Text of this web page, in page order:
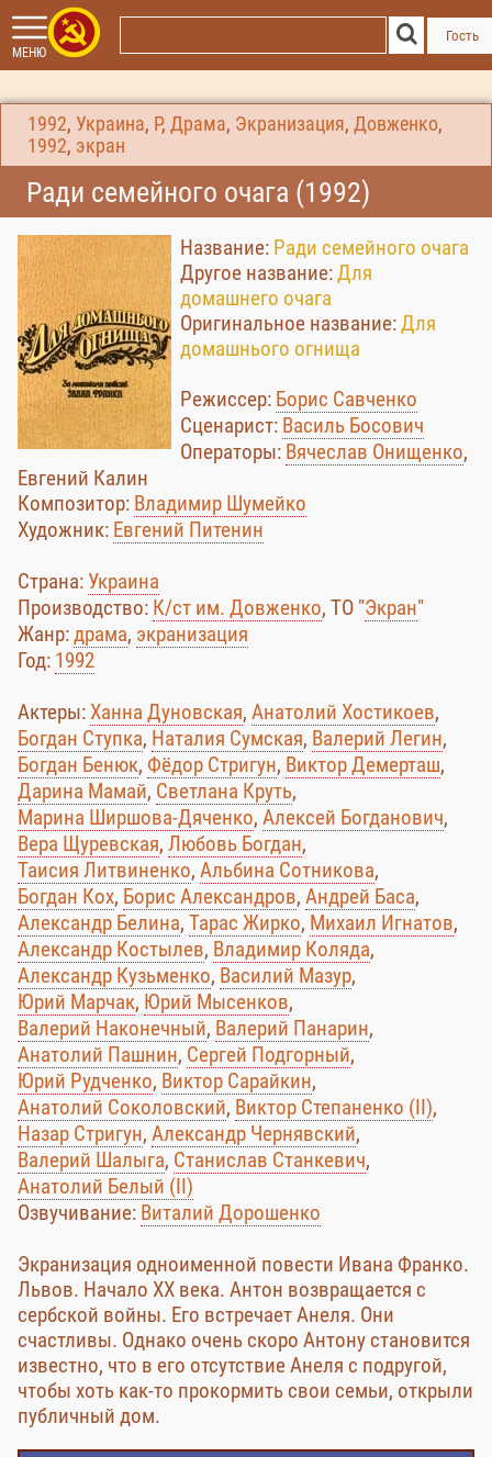
МЕНЮ
Гость
1992, Украина, Р, Драма, Экранизация, Довженко,
1992, экран
Ради семейного очага (1992)
Название: Ради семейного очага
Другое название:Для
домашнего очага
Оригинальное название:Для
домашнього огнища
Режиссер: Борис Савченко
Сценарист: Василь Босович
Операторы: Вячеслав Онищенко,
Евгений Калин
Композитор: Владимир Шумейко
Художник: Евгений Питенин
Страна: Украина
Производство: К/ст им. Довженко, ТО "Экран"
Жанр:драма, экранизация
Год: 1992
Актеры:Ханна Дуновская, Анатолий Хостикоев,
Богдан Ступка, Наталия Сумская, Валерий Легин,
Богдан Бенюк, Фёдор Стригун, Виктор Демерташ,
Дарина Мамай, Светлана Круть,
Марина Ширшова-Дяченко, Алексей Богданович,
Вера Щуревская, Любовь Богдан,
Таисия Литвиненко, Альбина Сотникова,
Богдан Кох, Борис Александров, Андрей Баса,
Александр Белина, Тарас Жирко, Михаил Игнатов,
Александр Костылев, Владимир Коляда,
Александр Кузьменко, Василий Мазур,
Юрий Марчак, Юрий Мысенков,
Валерий Наконечный, Валерий Панарин,
Анатолий Пашнин, Сергей Подгорный,
Юрий Рудченко, Виктор Сарайкин,
Анатолий Соколовский, Виктор Степаненко (II),
Назар Стригун, Александр Чернявский,
Валерий Шалыга, Станислав Станкевич,
Анатолий Белый (II)
Озвучивание: Виталий Дорошенко
Экранизация одноименной повести Ивана Франко.
Львов. Начало ХХ века. Антон возвращается с
сербской войны. Его встречает Анеля. Они
счастливы. Однако очень скоро Антону становится
известно, что в его отсутствие Анеля с подругой,
чтобы хоть как-то прокормить свои семьи, открыли
публичный дом.